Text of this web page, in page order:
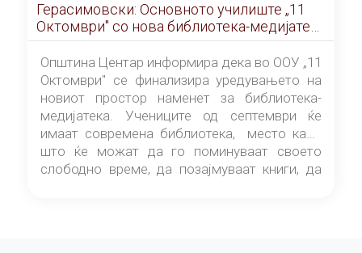
Герасимовски: Основното училиште „11
Октомври" со нова библиотека-медијатека
од септември
Општина Центар информира дека во ООУ „11
Октомври" се финализира уредувањето на
новиот простор наменет за библиотека-
медијатека. Учениците од септември ќе
имаат современа библиотека, место каде
што ќе можат да го поминуваат своето
слободно време, да позајмуваат книги, да